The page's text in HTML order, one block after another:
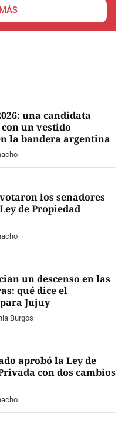
una candidata
un vestido
la bandera argentina
los senadores
de Propiedad
un descenso en las
qué dice el
Jujuy
Burgos
aprobó la Ley de
con dos cambios